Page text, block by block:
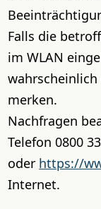
Falls die
im WLAN
merken.
Nachfragen
Telefon 0800
oder https://
Internet.